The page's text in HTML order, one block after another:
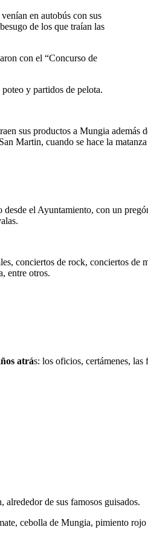
en autobús con sus
de los que traían las
con el “Concurso de
y partidos de pelota.
sus productos a Mungia
Martin, cuando se hace la
el Ayuntamiento, con un
conciertos de rock, conciertos de
entre otros.
atrás: los oficios, certámenes, las
de sus famosos guisados.
cebolla de Mungia, pimiento